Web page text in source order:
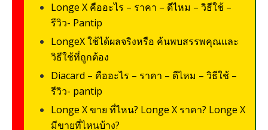
Longe X คืออะไร – ราคา – ดีไหม – วิธีใช้ –
รีวิว- Pantip
LongeX ใช้ได้ผลจริงหรือ ค้นพบสรรพคุณและ
วิธีใช้ที่ถูกต้อง
Diacard – คืออะไร – ราคา – ดีไหม – วิธีใช้ –
รีวิว- pantip
Longe X ขาย ที่ไหน? Longe X ราคา? Longe X
มีขายที่ไหนบ้าง?